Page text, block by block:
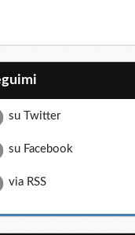
su Twitter
su Facebook
via RSS